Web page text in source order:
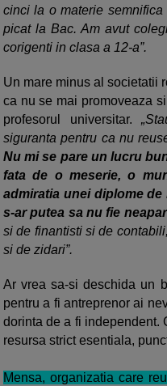
cinci la o materie
picat la Bac. Am avut
corigenti in clasa a 12-a”.
Un mare minus al societatii
ca nu se mai promoveaza
profesorul universitar.
siguranta pentru ca nu
Nu mi se pare un lucru
fata de o meserie, o
admiratia unei diplome
s-ar putea sa nu fie
si de finantisti si de
si de zidari”.
Ar vrea sa-si deschida un
pentru a fi antreprenor ai
dorinta de a fi independent.
resursa strict esentiala,
Mensa, organizatia care